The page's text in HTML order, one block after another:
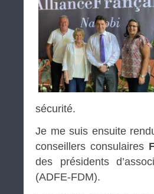
sécurité.
Je me suis ensuite
conseillers consulaires
des présidents
(ADFE-FDM).